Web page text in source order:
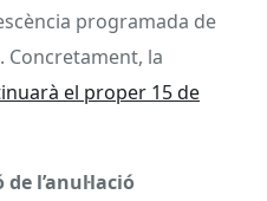
programada de
Concretament, la
el proper 15 de
l’anul·lació